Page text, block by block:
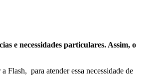
e necessidades particulares. Assim, o
Flash, para atender essa necessidade de